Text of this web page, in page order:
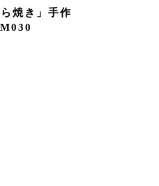
焼き」手作